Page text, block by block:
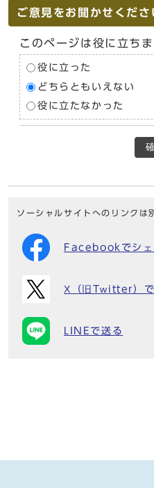
ご意見をお聞かせくださ
このページは役に立ちま
役に立った
どちらともいえない
役に立たなかった
ソーシャルサイトへのリンクは
Facebookでシェ
X（旧Twitter）で
LINEで送る